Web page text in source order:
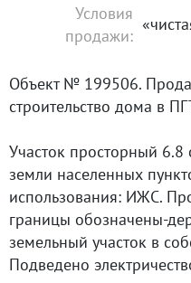
Условия
продажи:
Объект № 199506.
строительство дома в
Участок просторный 6.8
земли населенных
использования: ИЖС.
границы обозначены-
земельный участок в
Пoдвeдeнo